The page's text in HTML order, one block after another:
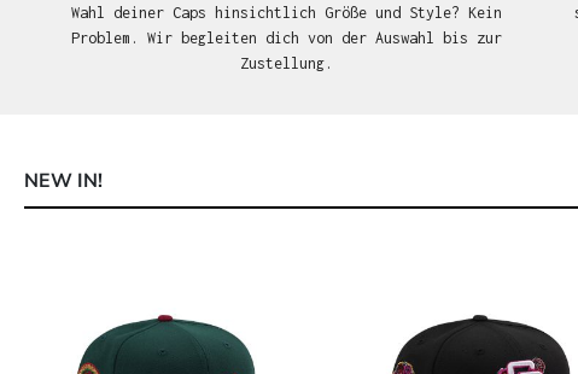
Wahl deiner Caps hinsichtlich Größe und Style? Kein
Problem. Wir begleiten dich von der Auswahl bis zur
Zustellung.
NEW IN!